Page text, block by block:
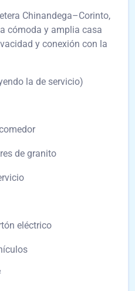
Chinandega–Corinto,
cómoda y amplia casa
y conexión con la
la de servicio)
de granito
eléctrico